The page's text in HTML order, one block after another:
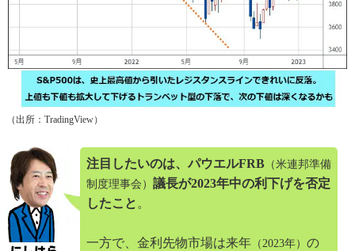
（出所：TradingView）
注目したいのは、パウエルFRB （米連邦準備
制度理事会） 議長が2023年中の利下げを否定
したこと 。
一方で、金利先物市場は来年 （2023年） の